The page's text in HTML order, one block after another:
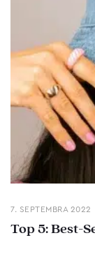
7. SEPTEMBRA 2022
Top 5: Best-